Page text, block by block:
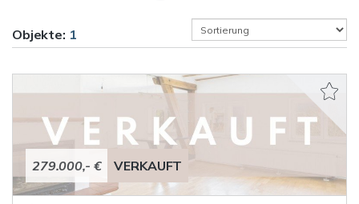
Objekte: 1
279.000,- € VERKAUFT